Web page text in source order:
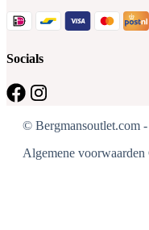
Socials
© Bergmansoutlet.com
Algemene voorwaarden